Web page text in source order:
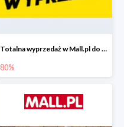
Totalna wyprzedaż w Mall.pl do -80%
80%